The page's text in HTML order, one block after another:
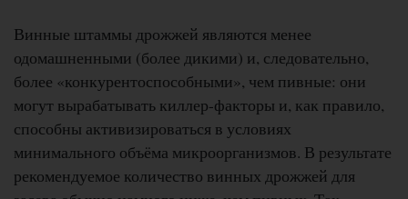
Винные штаммы дрожжей являются менее
одомашненными (более дикими) и, следовательно,
более «конкурентоспособными», чем пивные: они
могут вырабатывать киллер-факторы и, как правило,
способны активизироваться в условиях
минимального объёма микроорганизмов. В результате
рекомендуемое количество винных дрожжей для